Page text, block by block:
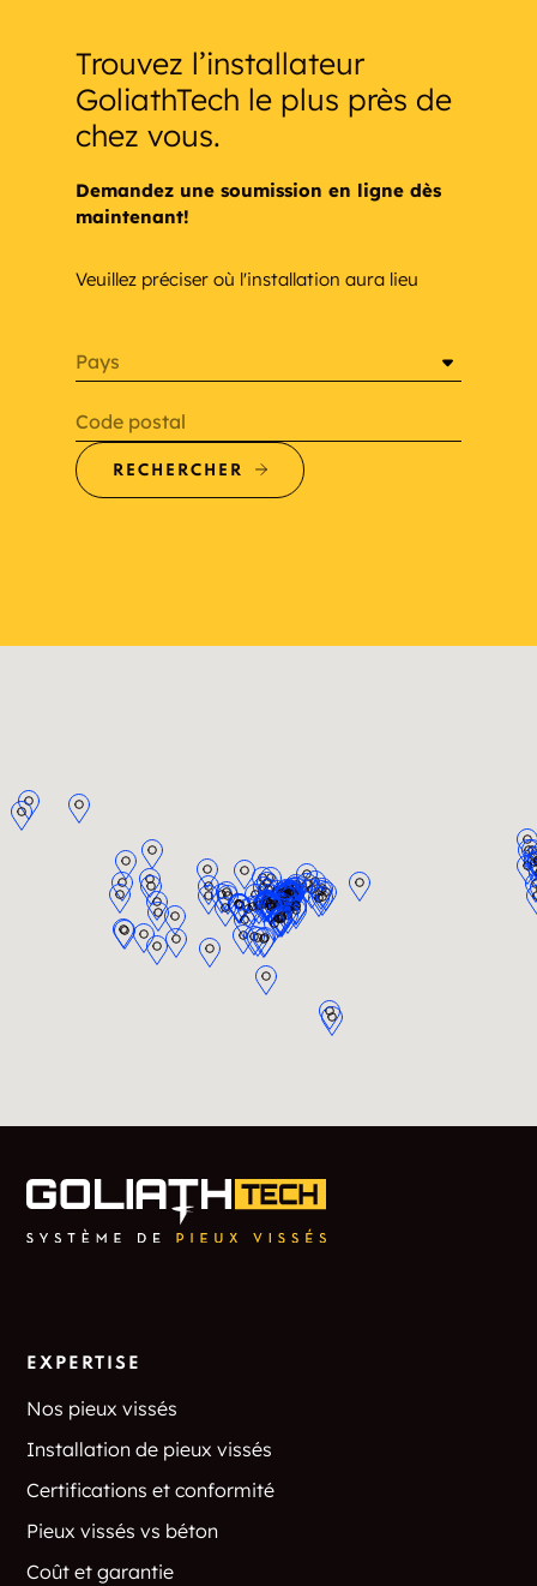
Trouvez l’installateur
GoliathTech le plus près de
chez vous.
Demandez une soumission en ligne dès
maintenant!
Veuillez préciser où l'installation aura lieu
Pays
Code postal
RECHERCHER
EXPERTISE
Nos pieux vissés
Installation de pieux vissés
Certifications et conformité
Pieux vissés vs béton
Coût et garantie